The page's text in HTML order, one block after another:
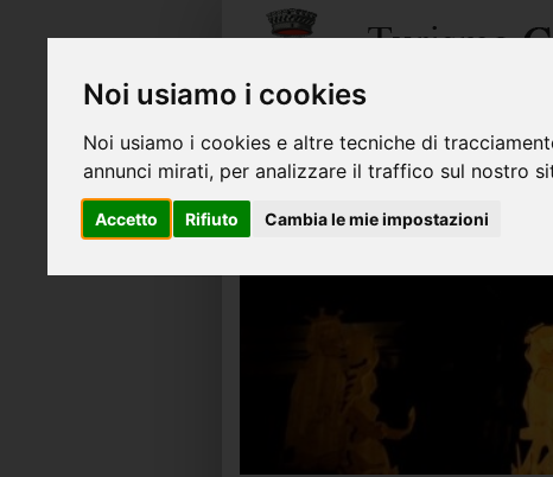
Noi usiamo i cookies
Noi usiamo i cookies e altre tecniche di
annunci mirati, per analizzare il traffico sul nostro
Accetto Rifiuto Cambia le mie impostazioni